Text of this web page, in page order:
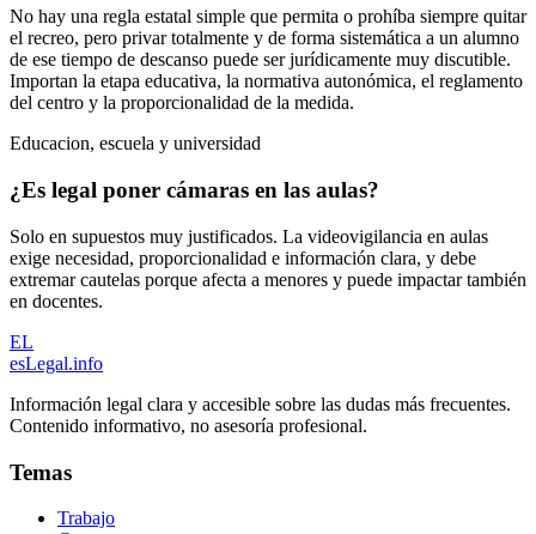
No hay una regla estatal simple que permita o prohíba siempre quitar
el recreo, pero privar totalmente y de forma sistemática a un alumno
de ese tiempo de descanso puede ser jurídicamente muy discutible.
Importan la etapa educativa, la normativa autonómica, el reglamento
del centro y la proporcionalidad de la medida.
Educacion, escuela y universidad
¿Es legal poner cámaras en las aulas?
Solo en supuestos muy justificados. La videovigilancia en aulas
exige necesidad, proporcionalidad e información clara, y debe
extremar cautelas porque afecta a menores y puede impactar también
en docentes.
EL
esLegal.info
Información legal clara y accesible sobre las dudas más frecuentes.
Contenido informativo, no asesoría profesional.
Temas
Trabajo